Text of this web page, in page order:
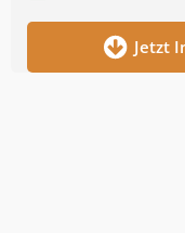
Jetzt